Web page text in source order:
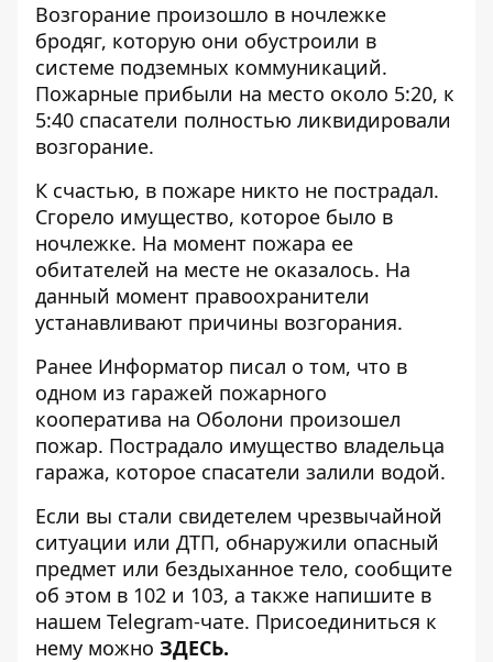
Возгорание произошло в ночлежке
бродяг, которую они обустроили в
системе подземных коммуникаций.
Пожарные прибыли на место около 5:20, к
5:40 спасатели полностью ликвидировали
возгорание.
К счастью, в пожаре никто не пострадал.
Сгорело имущество, которое было в
ночлежке. На момент пожара ее
обитателей на месте не оказалось. На
данный момент правоохранители
устанавливают причины возгорания.
Ранее Информатор писал о том, что в
одном из гаражей пожарного
кооператива на Оболони произошел
пожар. Пострадало имущество владельца
гаража, которое спасатели залили водой.
Если вы стали свидетелем чрезвычайной
ситуации или ДТП, обнаружили опасный
предмет или бездыханное тело, сообщите
об этом в 102 и 103, а также напишите в
нашем Telegram-чате. Присоединиться к
нему можно ЗДЕСЬ.